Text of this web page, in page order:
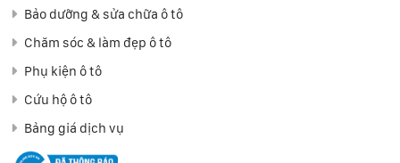
Bảo dưỡng & sửa chữa ô tô
Chăm sóc & làm đẹp ô tô
Phụ kiện ô tô
Cứu hộ ô tô
Bảng giá dịch vụ